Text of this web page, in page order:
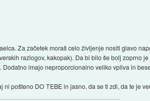
Za začetek moraš celo življenje nositi glavo
razlogov, kakopak). Da bi bilo še bolj zoprno
imajo neproporcionalno veliko vpliva in
pošteno DO TEBE in jasno, da se ti zdi, da te je